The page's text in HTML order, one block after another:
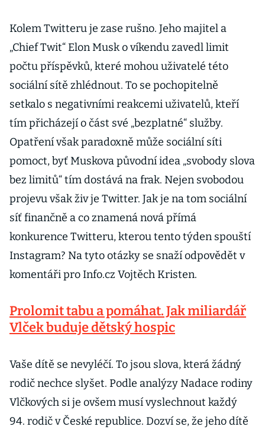
Kolem Twitteru je zase rušno. Jeho majitel a
„Chief Twit“ Elon Musk o víkendu zavedl limit
počtu příspěvků, které mohou uživatelé této
sociální sítě zhlédnout. To se pochopitelně
setkalo s negativními reakcemi uživatelů, kteří
tím přicházejí o část své „bezplatné“ služby.
Opatření však paradoxně může sociální síti
pomoct, byť Muskova původní idea „svobody slova
bez limitů“ tím dostává na frak. Nejen svobodou
projevu však živ je Twitter. Jak je na tom sociální
síť finančně a co znamená nová přímá
konkurence Twitteru, kterou tento týden spouští
Instagram? Na tyto otázky se snaží odpovědět v
komentáři pro Info.cz Vojtěch Kristen.
Prolomit tabu a pomáhat. Jak miliardář
Vlček buduje dětský hospic
Vaše dítě se nevyléčí. To jsou slova, která žádný
rodič nechce slyšet. Podle analýzy Nadace rodiny
Vlčkových si je ovšem musí vyslechnout každý
94. rodič v České republice. Dozví se, že jeho dítě